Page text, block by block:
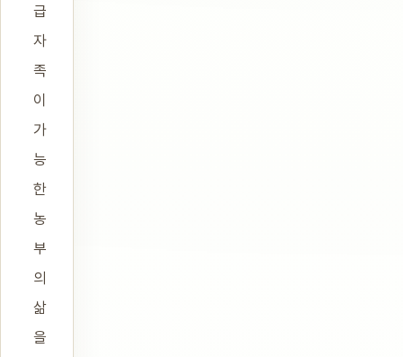
급
자
족
이
가
능
한
농
부
의
삶
을